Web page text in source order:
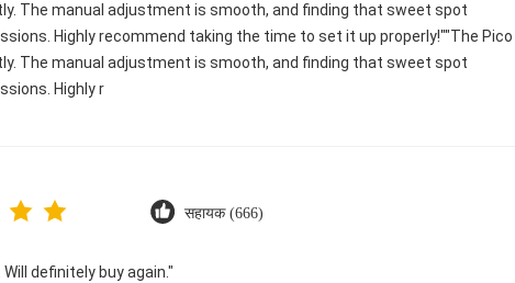
The manual adjustment is smooth, and finding that sweet spot
Highly recommend taking the time to set it up properly!""The Pico
The manual adjustment is smooth, and finding that sweet spot
Highly r
सहायक (666)
definitely buy again."